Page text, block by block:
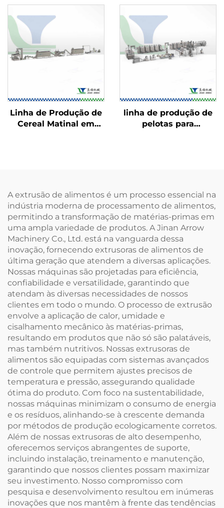
Salgadinhos
Recheados
Linha de Produção de
Cereal Matinal em
linha de produção de
pelotas para
A extrusão de alimentos é um processo essencial na
indústria moderna de processamento de alimentos,
permitindo a transformação de matérias-primas em
uma ampla variedade de produtos. A Jinan Arrow
Machinery Co., Ltd. está na vanguarda dessa
inovação, fornecendo extrusoras de alimentos de
última geração que atendem a diversas aplicações.
Nossas máquinas são projetadas para eficiência,
confiabilidade e versatilidade, garantindo que
atendam às diversas necessidades de nossos
clientes em todo o mundo. O processo de extrusão
envolve a aplicação de calor, umidade e
cisalhamento mecânico às matérias-primas,
resultando em produtos que não só são palatáveis,
mas também nutritivos. Nossas extrusoras de
alimentos são equipadas com sistemas avançados
de controle que permitem ajustes precisos de
temperatura e pressão, assegurando qualidade
ótima do produto. Com foco na sustentabilidade,
nossas máquinas minimizam o consumo de energia
e os resíduos, alinhando-se à crescente demanda
por métodos de produção ecologicamente corretos.
Além de nossas extrusoras de alto desempenho,
oferecemos serviços abrangentes de suporte,
incluindo instalação, treinamento e manutenção,
garantindo que nossos clientes possam maximizar
seu investimento. Nosso compromisso com
pesquisa e desenvolvimento resultou em inúmeras
inovações que nos mantêm à frente das tendências